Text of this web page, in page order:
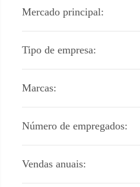
Mercado principal:
Tipo de empresa:
Marcas:
Número de empregados:
Vendas anuais: